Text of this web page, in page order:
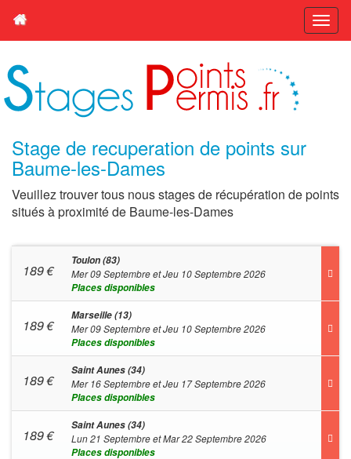
Stage de recuperation de points sur
Baume-les-Dames
Veuillez trouver tous nous stages de récupération de points
situés à proximité de Baume-les-Dames
189€
Toulon (83)
Mer 09 Septembre et Jeu 10 Septembre 2026
Places disponibles
189€
Marseille (13)
Mer 09 Septembre et Jeu 10 Septembre 2026
Places disponibles
189€
Saint Aunes (34)
Mer 16 Septembre et Jeu 17 Septembre 2026
Places disponibles
189€
Saint Aunes (34)
Lun 21 Septembre et Mar 22 Septembre 2026
Places disponibles